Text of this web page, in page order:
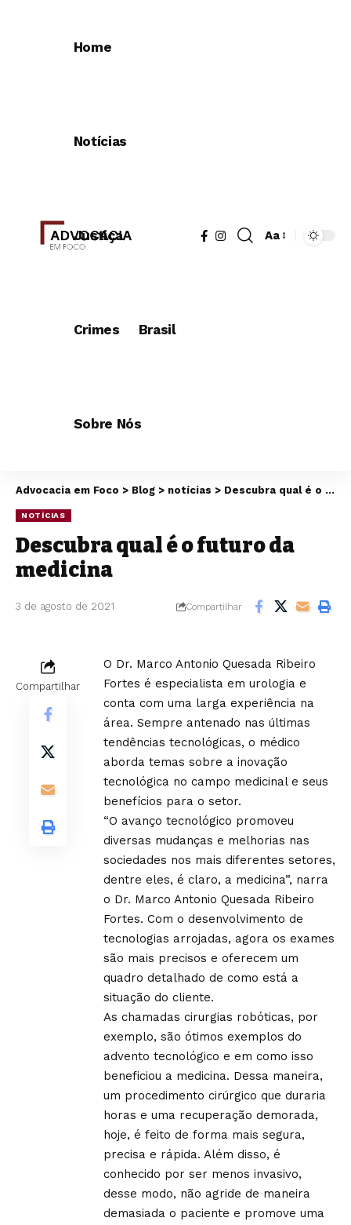
Home
Notícias
Justiça
Crimes Brasil
Sobre Nós
Aa
Advocacia em Foco > Blog > notícias > Descubra qual é o futuro da medicina
NOTÍCIAS
Descubra qual é o futuro da
medicina
3 de agosto de 2021 Compartilhar
Compartilhar
O Dr. Marco Antonio Quesada Ribeiro
Fortes é especialista em urologia e
conta com uma larga experiência na
área. Sempre antenado nas últimas
tendências tecnológicas, o médico
aborda temas sobre a inovação
tecnológica no campo medicinal e seus
benefícios para o setor.
“O avanço tecnológico promoveu
diversas mudanças e melhorias nas
sociedades nos mais diferentes setores,
dentre eles, é claro, a medicina”, narra
o Dr. Marco Antonio Quesada Ribeiro
Fortes. Com o desenvolvimento de
tecnologias arrojadas, agora os exames
são mais precisos e oferecem um
quadro detalhado de como está a
situação do cliente.
As chamadas cirurgias robóticas, por
exemplo, são ótimos exemplos do
advento tecnológico e em como isso
beneficiou a medicina. Dessa maneira,
um procedimento cirúrgico que duraria
horas e uma recuperação demorada,
hoje, é feito de forma mais segura,
precisa e rápida. Além disso, é
conhecido por ser menos invasivo,
desse modo, não agride de maneira
demasiada o paciente e promove uma